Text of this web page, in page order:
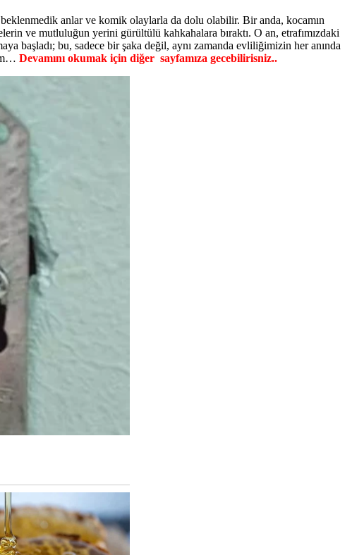
anlar ve komik olaylarla da dolu olabilir. Bir anda, kocamın
ve mutluluğun yerini gürültülü kahkahalara bıraktı. O an, etrafımızdaki
başladı; bu, sadece bir şaka değil, aynı zamanda evliliğimizin her anında
Devamını okumak için diğer sayfamıza gecebilirisniz..